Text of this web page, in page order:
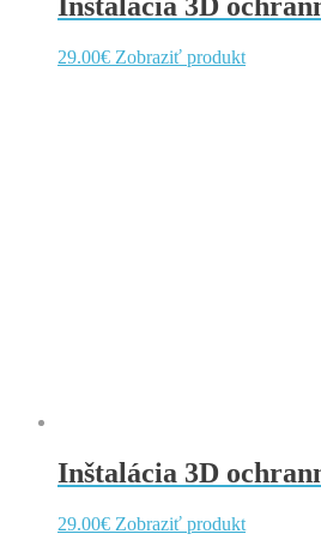
29.00€ Zobraziť produkt
Inštalácia 3D
29.00€ Zobraziť produkt